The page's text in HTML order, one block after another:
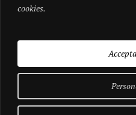
cookies.
© 2026